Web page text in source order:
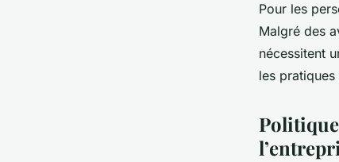
Pour les
Malgré des
nécessitent
les